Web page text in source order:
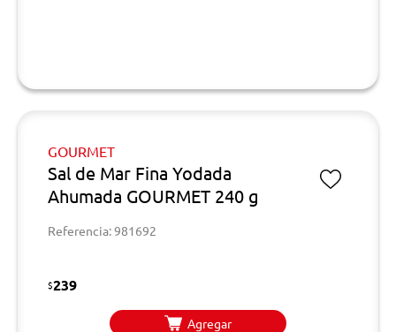
GOURMET
Sal de Mar Fina Yodada
Ahumada GOURMET 240 g
Referencia: 981692
$239
Agregar